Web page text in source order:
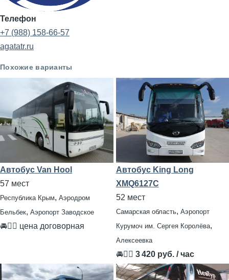
Телефон
+7 (988) 158-66-57
agatatr.ru
Похожие варианты
Автобус Van Hool
57 мест
Республика Крым, Аэродром
Бельбек, Аэропорт Заводское
🚘👨‍✈ цена договорная
Автобус King Long
XMQ6127C
52 мест
Самарская область, Аэропорт
Курумоч им. Сергея Королёва,
Алексеевка
🚘👨‍✈ 3 420 руб. / час